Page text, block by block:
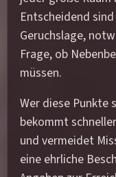
Entscheidend
Geruchslage,
Frage, ob
müssen.
Wer diese Punkte
bekommt
und vermeidet
eine ehrliche